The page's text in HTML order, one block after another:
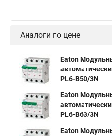
Аналоги по цене
Eaton
PL6-B50/3N
Eaton
PL6-B63/3N
Eaton